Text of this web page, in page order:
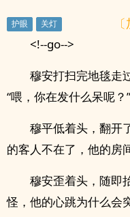
<!--go-->
穆安打扫完地毯走
“喂，你在发什么呆呢？”
穆平低着头，翻开
的客人不在了，他的房
穆安歪着头，随即
怪，他的心跳为什么会